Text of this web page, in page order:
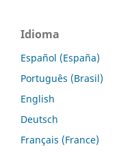
Idioma
Español (España)
Português (Brasil)
English
Deutsch
Français (France)